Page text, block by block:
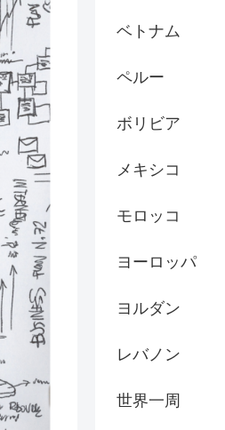
ベトナム
ペルー
ボリビア
メキシコ
モロッコ
ヨーロッパ
ヨルダン
レバノン
世界一周